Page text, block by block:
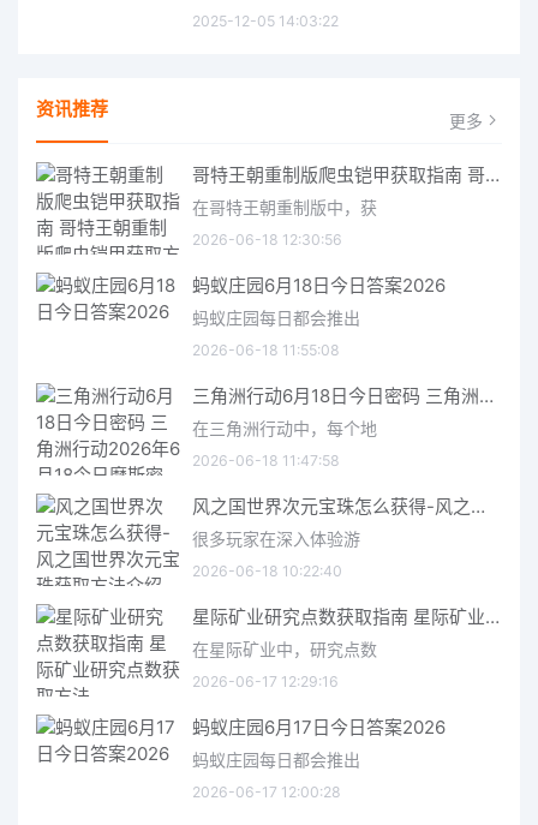
2025-12-05 14:03:22
资讯推荐 更多
哥特王朝重制版爬虫铠甲获取指南 哥特王朝重制版爬虫铠甲获取方法
在哥特王朝重制版中，获
2026-06-18 12:30:56
蚂蚁庄园6月18日今日答案2026
蚂蚁庄园每日都会推出
2026-06-18 11:55:08
三角洲行动6月18日今日密码 三角洲行动2026年6月18今日摩斯密码分享
在三角洲行动中，每个地
2026-06-18 11:47:58
风之国世界次元宝珠怎么获得-风之国世界次元宝珠获取方法介绍
很多玩家在深入体验游
2026-06-18 10:22:40
星际矿业研究点数获取指南 星际矿业研究点数获取方法
在星际矿业中，研究点数
2026-06-17 12:29:16
蚂蚁庄园6月17日今日答案2026
蚂蚁庄园每日都会推出
2026-06-17 12:00:28